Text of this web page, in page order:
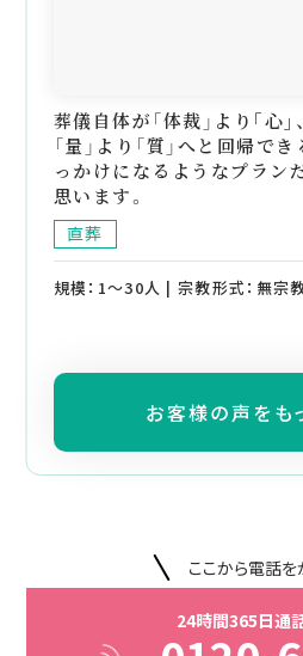
葬儀自体が「体裁」より｢心｣、
「量」より「質」へと回帰でき
っかけになるようなプラン
思います。
直葬
規模：1～30人 | 宗教形式：無宗
お客様の声をも
ここから電話を
24時間365日通